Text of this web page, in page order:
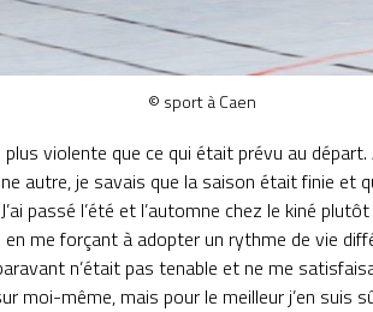
© sport à Caen
violente que ce qui était prévu au
autre, je savais que la saison était finie et
passé l’été et l’automne chez le kiné
me forçant à adopter un rythme de vie
n’était pas tenable et ne me
moi-même, mais pour le meilleur j’en suis